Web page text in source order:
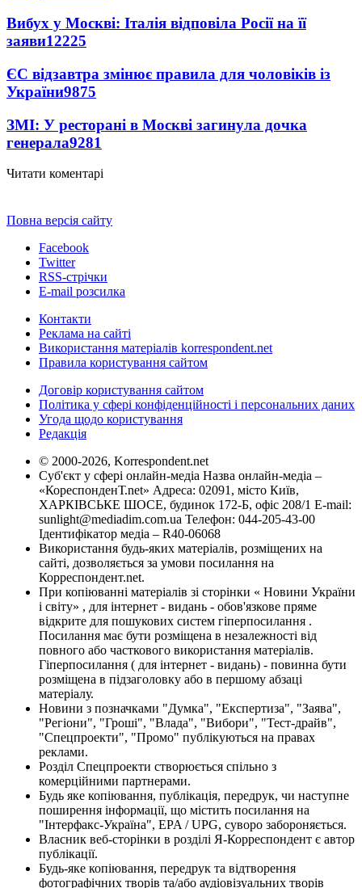
Вибух у Москві: Італія відповіла Росії на її
заяви12225
ЄС відзавтра змінює правила для чоловіків із
України9875
ЗМІ: У ресторані в Москві загинула дочка
генерала9281
Читати коментарі
Повна версія сайту
Facebook
Twitter
RSS-стрічки
E-mail розсилка
Контакти
Реклама на сайті
Використання матеріалів korrespondent.net
Правила користування сайтом
Договір користування сайтом
Політика у сфері конфіденційності і персональних даних
Угода щодо користування
Редакція
© 2000-2026, Korrespondent.net
Суб'єкт у сфері онлайн-медіа Назва онлайн-медіа –
«КореспонденТ.net» Адреса: 02091, місто Київ,
ХАРКІВСЬКЕ ШОСЕ, будинок 172-Б, офіс 208/1 E-mail:
sunlight@mediadim.com.ua Телефон: 044-205-43-00
Ідентифікатор медіа – R40-06068
Використання будь-яких матеріалів, розміщених на
сайті, дозволяється за умови посилання на
Корреспондент.net.
При копіюванні матеріалів зі сторінки « Новини України
і світу» , для інтернет - видань - обов'язкове пряме
відкрите для пошукових систем гіперпосилання .
Посилання має бути розміщена в незалежності від
повного або часткового використання матеріалів.
Гіперпосилання ( для інтернет - видань) - повинна бути
розміщена в підзаголовку або в першому абзаці
матеріалу.
Новини з позначками "Думка", "Експертиза", "Заява",
"Регіони", "Гроші", "Влада", "Вибори", "Тест-драйв",
"Спецпроекти", "Промо" публікуються на правах
реклами.
Розділ Спецпроекти створюється спільно з
комерційними партнерами.
Будь яке копіювання, публікація, передрук, чи наступне
поширення інформації, що містить посилання на
"Інтерфакс-Україна", EPA / UPG, суворо забороняється.
Власник веб-сторінки в розділі Я-Корреспондент є автор
публікації.
Будь-яке копіювання, передрук та відтворення
фотографічних творів та/або аудіовізуальних творів